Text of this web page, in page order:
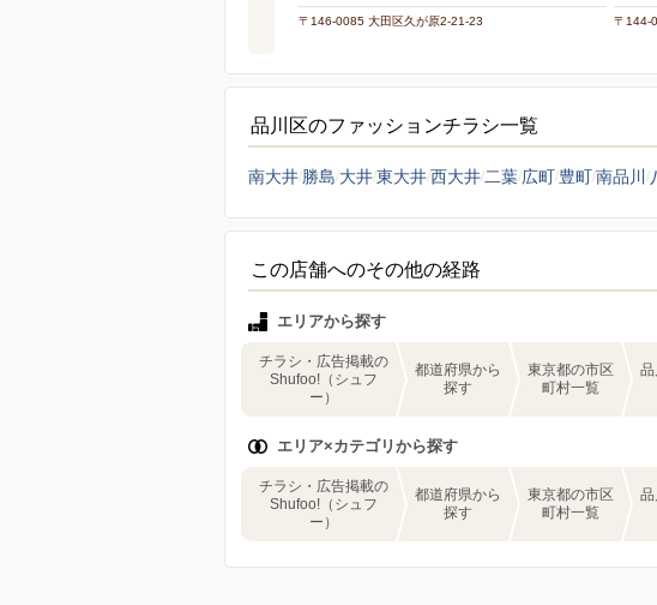
〒146-0085 大田区久が原2-21-23 〒144-
品川区のファッションチラシ一覧
南大井 勝島 大井東大井西大井 二葉 広町 豊町南品川
この店舗へのその他の経路
エリアから探す
チラシ・広告掲載の
Shufoo!（シュフ
ー）
都道府県から
探す
東京都の市区
町村一覧
品
エリア×カテゴリから探す
チラシ・広告掲載の
Shufoo!（シュフ
ー）
都道府県から
探す
東京都の市区
町村一覧
品